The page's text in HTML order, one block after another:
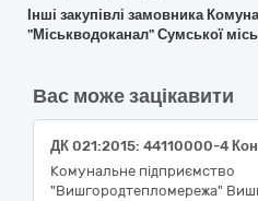
Інші закупівлі замовника
"Міськводоканал" Сумської
Вас може зацікавити
Комунальне підприємство
"Вишгородтепломережа"